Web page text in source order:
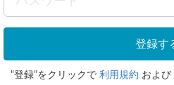
"登録"をクリックで 利用規約 および